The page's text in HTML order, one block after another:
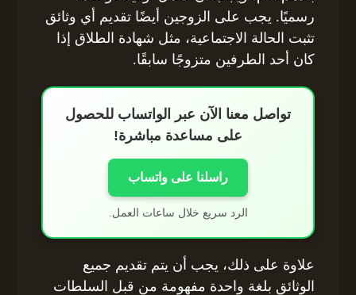
رسميًا. يجب على الزوجين أيضًا تقديم أي وثائق
تثبت الحالة الاجتماعية، مثل شهادة الطلاق إذا
كان أحد الطرفين متزوجًا سابقًا.
تواصل معنا الآن عبر الواتساب للحصول
على مساعدة مباشرة!
راسلنا على واتساب
الرد سريع خلال ساعات العمل.
علاوة على ذلك، يجب أن يتم تقديم جميع
الوثائق بلغة واحدة مفهومة من قبل السلطات